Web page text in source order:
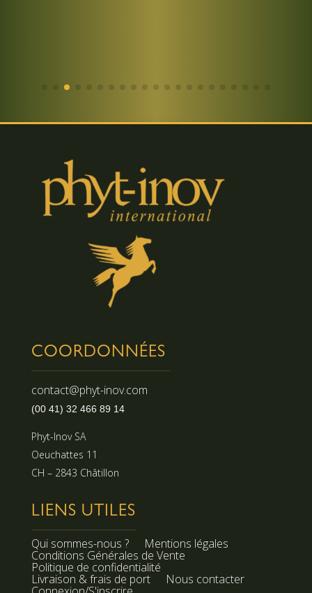
COORDONNÉES
contact@phyt-inov.com
(00 41) 32 466 89 14
Phyt-Inov SA
Oeuchattes 11
CH – 2843 Châtillon
LIENS UTILES
Qui sommes-nous ? Mentions légales
Conditions Générales de Vente
Politique de confidentialité
Livraison & frais de port Nous contacter